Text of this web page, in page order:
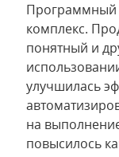
Программный
комплекс.
понятный и
улучшилась
на
повысилось